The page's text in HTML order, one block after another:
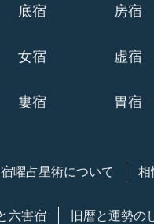
底宿 房宿
女宿 虚宿
婁宿 胃宿
宿曜占星術について 相
六害宿 旧暦と運勢の